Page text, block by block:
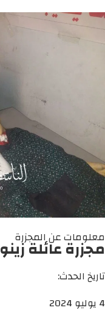
معلومات عن المجزرة
مجزرة عائلة زينو 04/07/2024
تاريخ الحدث:
4 يوليو 2024